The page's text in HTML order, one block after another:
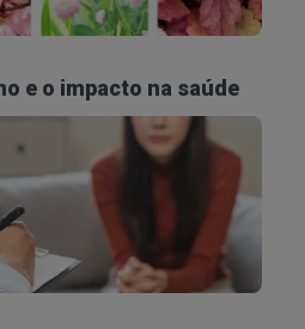
e o impacto na saúde